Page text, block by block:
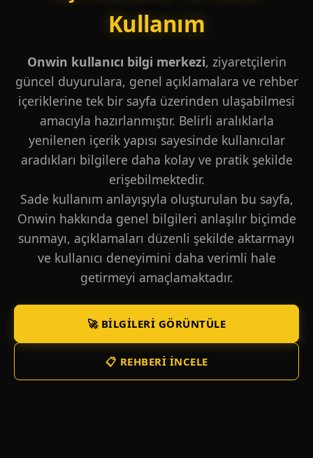
Kullanım
Onwin kullanıcı bilgi merkezi, ziyaretçilerin
güncel duyurulara, genel açıklamalara ve rehber
içeriklerine tek bir sayfa üzerinden ulaşabilmesi
amacıyla hazırlanmıştır. Belirli aralıklarla
yenilenen içerik yapısı sayesinde kullanıcılar
aradıkları bilgilere daha kolay ve pratik şekilde
erişebilmektedir.
Sade kullanım anlayışıyla oluşturulan bu sayfa,
Onwin hakkında genel bilgileri anlaşılır biçimde
sunmayı, açıklamaları düzenli şekilde aktarmayı
ve kullanıcı deneyimini daha verimli hale
getirmeyi amaçlamaktadır.
🚀 BILGILERI GÖRÜNTÜLE
📋 REHBERI İNCELE